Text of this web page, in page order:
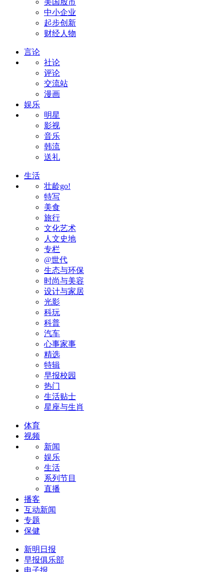
美国股市
中小企业
起步创新
财经人物
言论
社论
评论
交流站
漫画
娱乐
明星
影视
音乐
韩流
送礼
生活
壮龄go!
特写
美食
旅行
文化艺术
人文史地
专栏
@世代
生态与环保
时尚与美容
设计与家居
光影
科玩
科普
汽车
心事家事
精选
特辑
早报校园
热门
生活贴士
星座与生肖
体育
视频
新闻
娱乐
生活
系列节目
直播
播客
互动新闻
专题
保健
新明日报
早报俱乐部
电子报